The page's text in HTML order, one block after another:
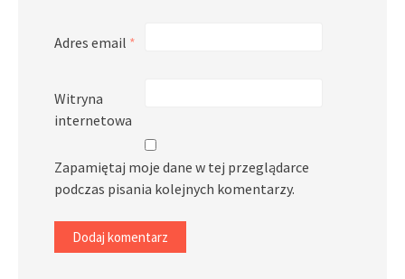
Adres email *
Witryna
internetowa
Zapamiętaj moje dane w tej przeglądarce
podczas pisania kolejnych komentarzy.